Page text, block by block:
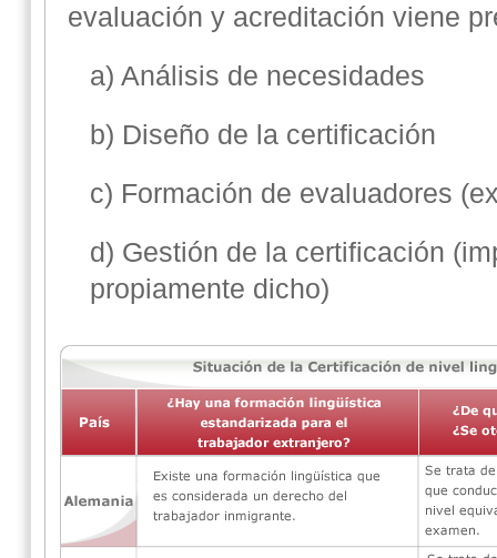
evaluación y acreditación viene
a) Análisis de necesidades
b) Diseño de la certificación
c) Formación de evaluadores
d) Gestión de la certificación
propiamente dicho)